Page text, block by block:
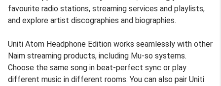
favourite radio stations, streaming services and playlists,
and explore artist discographies and biographies.
Uniti Atom Headphone Edition works seamlessly with other
Naim streaming products, including Mu-so systems.
Choose the same song in beat-perfect sync or play
different music in different rooms. You can also pair Uniti